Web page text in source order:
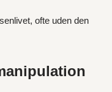
ofte uden den